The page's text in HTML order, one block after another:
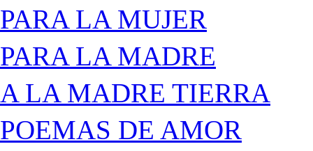
PARA LA MUJER
PARA LA MADRE
A LA MADRE TIERRA
POEMAS DE AMOR